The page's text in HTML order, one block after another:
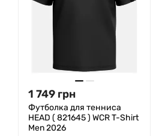
1 749 грн
Футболка для тенниса
HEAD ( 821645 ) WCR T-Shirt
Men 2026